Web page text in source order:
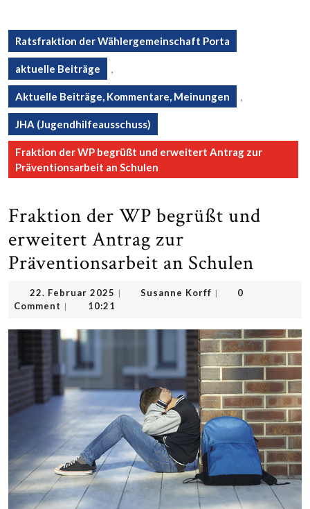
Ratsfraktion der Wählergemeinschaft Porta
aktuelle Beiträge ,
Aktuelle Beiträge, Kommentare, Meinungen ,
JHA (Jugendhilfeausschuss)
Fraktion der WP begrüßt und erweitert Antrag zur
Präventionsarbeit an Schulen
Fraktion der WP begrüßt und
erweitert Antrag zur
Präventionsarbeit an Schulen
22. Februar 2025 22.
| Susanne Korff Susanne
|
0
Comment | 10:21